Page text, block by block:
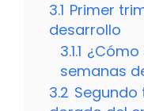
3.1 Primer
desarrollo
3.1.1 ¿Cómo
semanas
3.2 Segundo